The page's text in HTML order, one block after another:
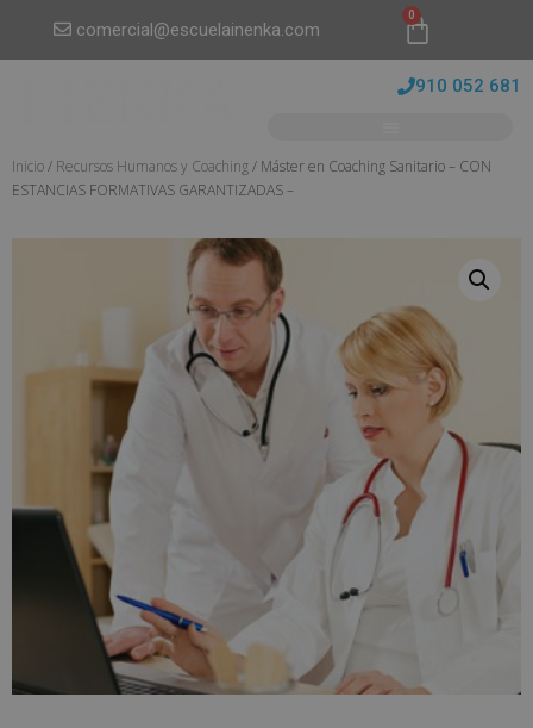
comercial@escuelainenka.com
0
910 052 681
Inicio/ Recursos Humanos y Coaching/ Máster en Coaching Sanitario – CON
ESTANCIAS FORMATIVAS GARANTIZADAS –